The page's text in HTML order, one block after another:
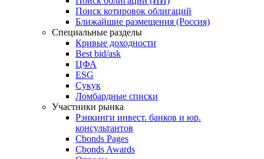
Облигации
Поиски
Поиск облигаций & Карты рынка
Поиск облигаций (ИИ)
Поиск котировок облигаций
Ближайшие размещения (Россия)
Специальные разделы
Кривые доходности
Best bid/ask
ЦФА
ESG
Сукук
Ломбардные списки
Участники рынка